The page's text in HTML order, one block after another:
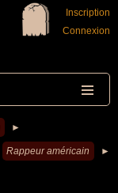
Inscription
Connexion
►
Rappeur américain ►